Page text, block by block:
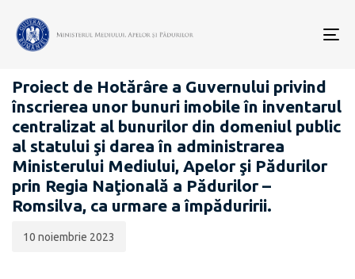
PROIECTE ACTE NORMATIVE
Proiect de Hotărâre a Guvernului privind
înscrierea unor bunuri imobile în inventarul
centralizat al bunurilor din domeniul public
al statului şi darea în administrarea
Ministerului Mediului, Apelor şi Pădurilor
prin Regia Naţională a Pădurilor –
Romsilva, ca urmare a împăduririi.
publicării:
10 noiembrie 2023